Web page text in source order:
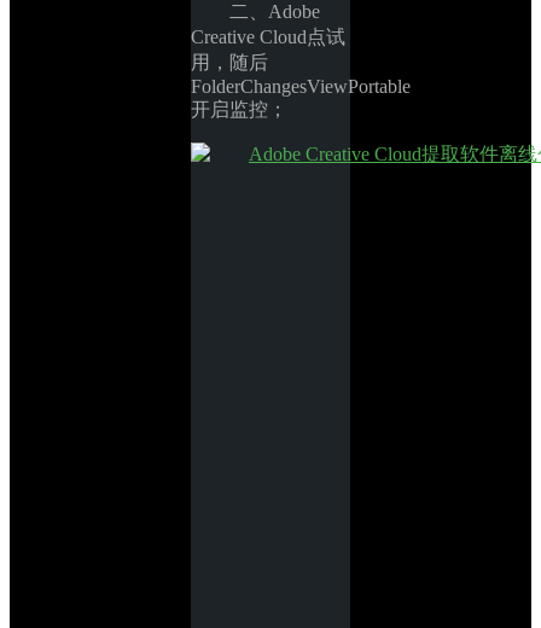
二、Adobe
Creative Cloud点试
用，随后
FolderChangesViewPortable
开启监控；